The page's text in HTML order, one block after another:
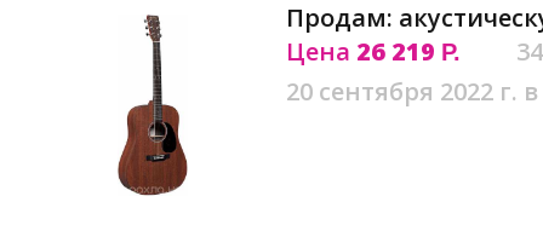
Продам:
Цена 26 219 Р.
20 сентября 2022 г.